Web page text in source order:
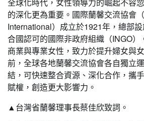
的深化更為重要。國際蘭馨交流協會
International）成立於1921年，總部
合國認可的國際非政府組織（INGO
商業與專業女性，致力於提升婦女與
前，全球各地蘭馨交流協會各自獨立
結，可快速整合資源、深化合作，攜
賦權，創造更大影響力。
▲台灣省蘭馨理事長蔡佳欣致詞。